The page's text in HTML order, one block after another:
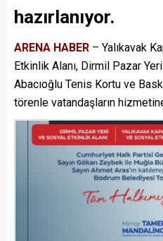
hazırlanıyor.
ARENA HABER – Yalıkavak
Etkinlik Alanı, Dirmil Pazar
Abacıoğlu Tenis Kortu ve
törenle vatandaşların